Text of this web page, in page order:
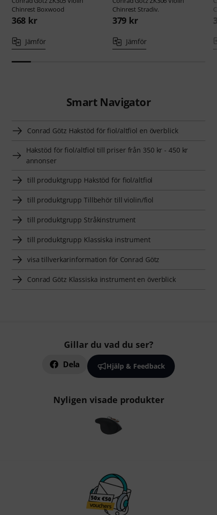
Chinrest Boxwood
368 kr
Jämför
Chinrest Stradiv.
379 kr
Jämför
Smart Navigator
Conrad Götz Hakstöd för fiol/altfiol en överblick
Hakstöd för fiol/altfiol till priser från 350 kr - 450 kr
annonser
till produktgrupp Hakstöd för fiol/altfiol
till produktgrupp Tillbehör till violin/fiol
till produktgrupp Stråkinstrument
till produktgrupp Klassiska instrument
visa tillverkarinformation för Conrad Götz
Conrad Götz Klassiska instrument en överblick
Gillar du vad du ser?
Dela Hjälp & Feedback
Nyligen visade produkter